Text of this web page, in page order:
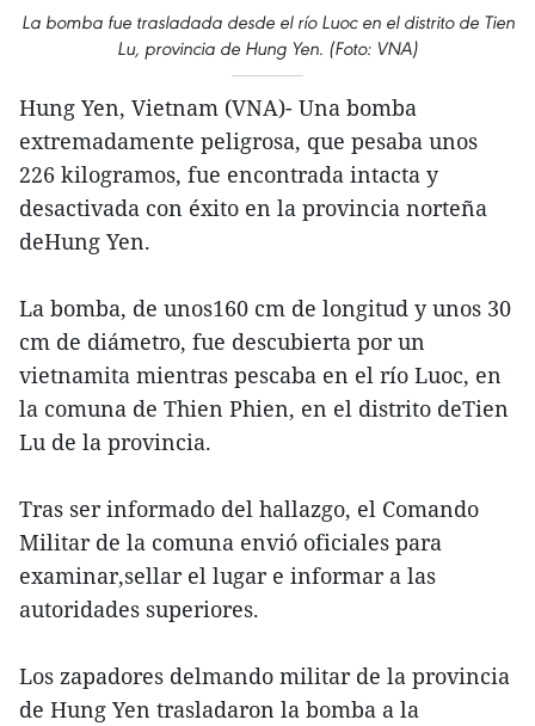
La bomba fue trasladada desde el río Luoc en el distrito de Tien
Lu, provincia de Hung Yen. (Foto: VNA)
Hung Yen, Vietnam (VNA)- Una bomba
extremadamente peligrosa, que pesaba unos
226 kilogramos, fue encontrada intacta y
desactivada con éxito en la provincia norteña
deHung Yen.
La bomba, de unos160 cm de longitud y unos 30
cm de diámetro, fue descubierta por un
vietnamita mientras pescaba en el río Luoc, en
la comuna de Thien Phien, en el distrito deTien
Lu de la provincia.
Tras ser informado del hallazgo, el Comando
Militar de la comuna envió oficiales para
examinar,sellar el lugar e informar a las
autoridades superiores.
Los zapadores delmando militar de la provincia
de Hung Yen trasladaron la bomba a la